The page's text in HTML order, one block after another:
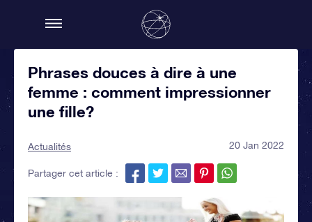
Phrases douces à dire à une
femme : comment impressionner
une fille?
Actualités 20 Jan 2022
Partager cet article :